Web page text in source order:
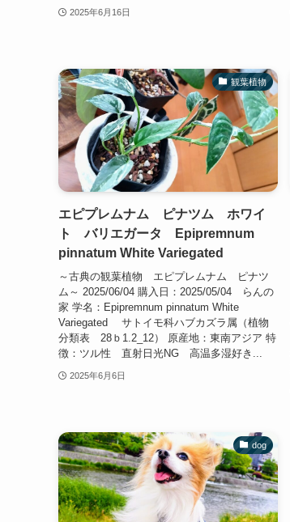
2025年6月16日
観葉植物
エピプレムナム ピナツム ホワイ
ト バリエガータ Epipremnum
pinnatum White Variegated
～古典の観葉植物 エピプレムナム ピナツ
ム～ 2025/06/04 購入日：2025/05/04 らんの
家 学名：Epipremnum pinnatum White
Variegated サトイモ科ハブカズラ属（植物
分類表 28ｂ1.2_12） 原産地：東南アジア 特
徴：ツル性 直射日光NG 高温多湿好き...
2025年6月6日
dog